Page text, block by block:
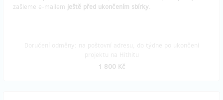
zašleme e-mailem ještě před ukončením sbírky.
1 800 Kč